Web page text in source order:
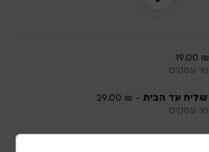
- ₪
עד הבית - ₪ 29.00